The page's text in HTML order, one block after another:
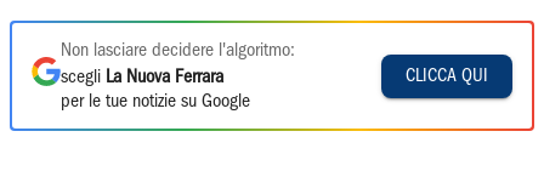
Non lasciare decidere l'algoritmo:
scegli La Nuova Ferrara
per le tue notizie su Google
CLICCA QUI